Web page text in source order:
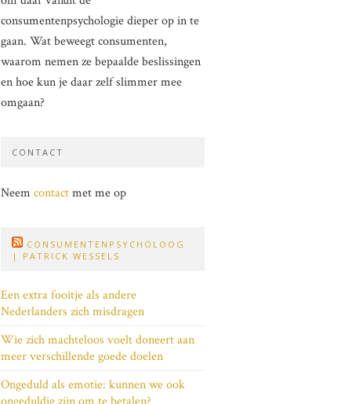
consumentenpsychologie dieper op in te
gaan. Wat beweegt consumenten,
waarom nemen ze bepaalde beslissingen
en hoe kun je daar zelf slimmer mee
omgaan?
CONTACT
Neem contactmet me op
CONSUMENTENPSYCHOLOOG
| PATRICK WESSELS
Een extra fooitje als andere
Nederlanders zich misdragen
Wie zich machteloos voelt doneert aan
meer verschillende goede doelen
Ongeduld als emotie: kunnen we ook